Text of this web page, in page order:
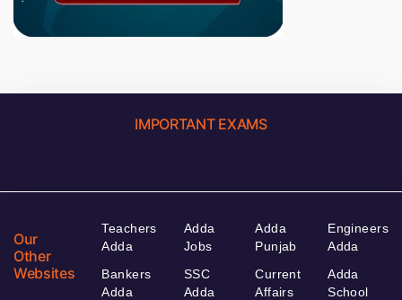
IMPORTANT EXAMS
Our
Other
Websites
Teachers
Adda
Bankers
Adda
Adda
Jobs
SSC
Adda
Adda
Punjab
Current
Affairs
Engineers
Adda
Adda
School